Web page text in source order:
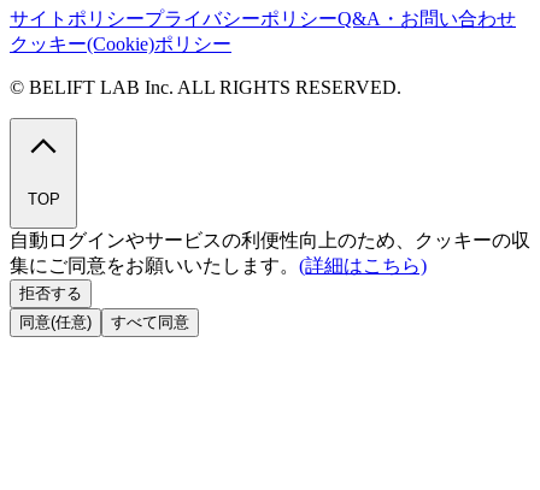
サイトポリシープライバシーポリシーQ&A・お問い合わせ
クッキー(Cookie)ポリシー
© BELIFT LAB Inc. ALL RIGHTS RESERVED.
TOP
自動ログインやサービスの利便性向上のため、クッキーの収
集にご同意をお願いいたします。 (詳細はこちら)
拒否する
同意(任意)
すべて同意